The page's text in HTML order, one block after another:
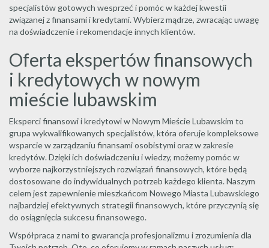
specjalistów gotowych wesprzeć i pomóc w każdej kwestii
związanej z finansami i kredytami. Wybierz mądrze, zwracając uwagę
na doświadczenie i rekomendacje innych klientów.
Oferta ekspertów finansowych
i kredytowych w nowym
mieście lubawskim
Eksperci finansowi i kredytowi w Nowym Mieście Lubawskim to
grupa wykwalifikowanych specjalistów, która oferuje kompleksowe
wsparcie w zarządzaniu finansami osobistymi oraz w zakresie
kredytów. Dzięki ich doświadczeniu i wiedzy, możemy pomóc w
wyborze najkorzystniejszych rozwiązań finansowych, które będą
dostosowane do indywidualnych potrzeb każdego klienta. Naszym
celem jest zapewnienie mieszkańcom Nowego Miasta Lubawskiego
najbardziej efektywnych strategii finansowych, które przyczynią się
do osiągnięcia sukcesu finansowego.
Współpraca z nami to gwarancja profesjonalizmu i zrozumienia dla